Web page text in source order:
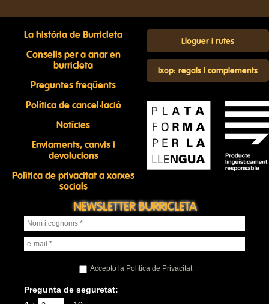
La història de Burricleta
Consells per a anar en
burricleta
Preguntes freqüents
Política de cancel·lació
Notícies
Enviaments, canvis i
devolucions
Política de privacitat a xarxes
socials
Lloguer i rutes
Ixop: regals i complements
NEWSLETTER BURRICLETA
Accepto la Política de Privacitat
Pregunta de seguretat: